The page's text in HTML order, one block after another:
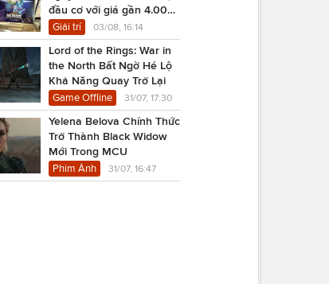
đầu cơ với giá gần 4.000
USD
Giải trí 03/08, 16:14
Lord of the Rings: War in
the North Bất Ngờ Hé Lộ
Khả Năng Quay Trở Lại
Game Offline 31/07, 17:30
Yelena Belova Chính Thức
Trở Thành Black Widow
Mới Trong MCU
Phim Ảnh 31/07, 16:47